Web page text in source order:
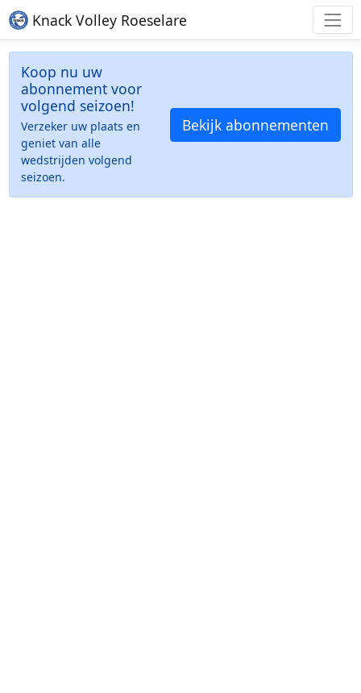
Knack Volley Roeselare
Koop nu uw
abonnement voor
volgend seizoen!
Verzeker uw plaats en
geniet van alle
wedstrijden volgend
seizoen.
Bekijk abonnementen